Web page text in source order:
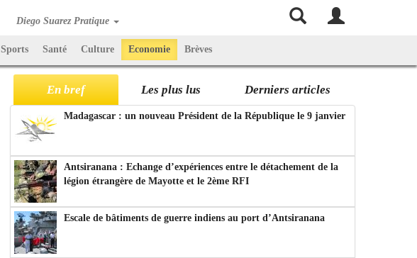
Diego Suarez Pratique
Sports Santé Culture Economie Brèves
En bref Les plus lus Derniers articles
Madagascar : un nouveau Président de la République le 9 janvier
Antsiranana : Echange d’expériences entre le détachement de la
légion étrangère de Mayotte et le 2ème RFI
Escale de bâtiments de guerre indiens au port d’Antsiranana